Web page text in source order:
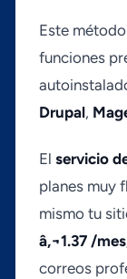
Este
funciones
Drupal,
El servicio
planes muy
mismo tu
â‚¬1.37 /
correos